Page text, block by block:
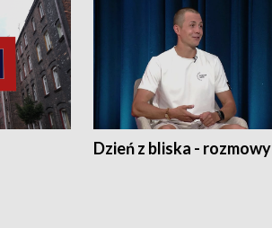
Dzień z bliska - rozmowy